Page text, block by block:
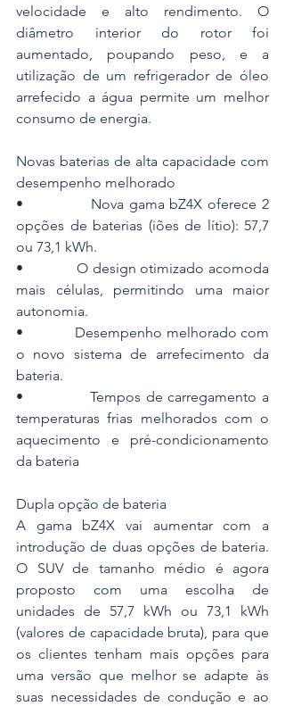
velocidade e alto rendimento. O
diâmetro interior do rotor foi
aumentado, poupando peso, e a
utilização de um refrigerador de óleo
arrefecido a água permite um melhor
consumo de energia.
Novas baterias de alta capacidade com
desempenho melhorado
•             Nova gama bZ4X oferece 2
opções de baterias (iões de lítio): 57,7
ou 73,1 kWh.
•             O design otimizado acomoda
mais células, permitindo uma maior
autonomia.
•             Desempenho melhorado com
o novo sistema de arrefecimento da
bateria.
•             Tempos de carregamento a
temperaturas frias melhorados com o
aquecimento e pré-condicionamento
da bateria
Dupla opção de bateria
A gama bZ4X vai aumentar com a
introdução de duas opções de bateria.
O SUV de tamanho médio é agora
proposto com uma escolha de
unidades de 57,7 kWh ou 73,1 kWh
(valores de capacidade bruta), para que
os clientes tenham mais opções para
uma versão que melhor se adapte às
suas necessidades de condução e ao